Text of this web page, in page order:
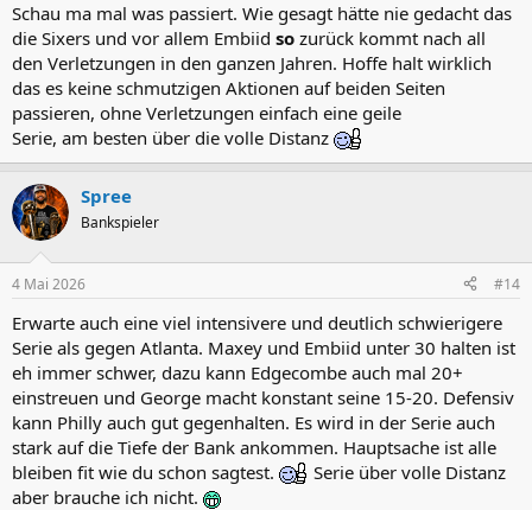
Schau ma mal was passiert. Wie gesagt hätte nie gedacht das
die Sixers und vor allem Embiid so zurück kommt nach all
den Verletzungen in den ganzen Jahren. Hoffe halt wirklich
das es keine schmutzigen Aktionen auf beiden Seiten
passieren, ohne Verletzungen einfach eine geile
Serie, am besten über die volle Distanz
Spree
Bankspieler
4 Mai 2026 #14
Erwarte auch eine viel intensivere und deutlich schwierigere
Serie als gegen Atlanta. Maxey und Embiid unter 30 halten ist
eh immer schwer, dazu kann Edgecombe auch mal 20+
einstreuen und George macht konstant seine 15-20. Defensiv
kann Philly auch gut gegenhalten. Es wird in der Serie auch
stark auf die Tiefe der Bank ankommen. Hauptsache ist alle
bleiben fit wie du schon sagtest.
Serie über volle Distanz
aber brauche ich nicht.